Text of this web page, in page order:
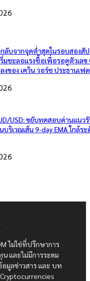
ลับจากจุดต่ำสุดในรอบสองสั
มชะลอแรงซื้อเพื่อรอดูตัวเลข
งของ เควิน วอร์ช ประธานเฟด
USD: ขยับทดสอบด่านแนวรั
ริเวณเส้น 9-day EMA ใกล้ร
ไม่ใช่ที่ปรึกษาการ
น และไม่มีการระดม
อมูลข่าวสาร และ บท